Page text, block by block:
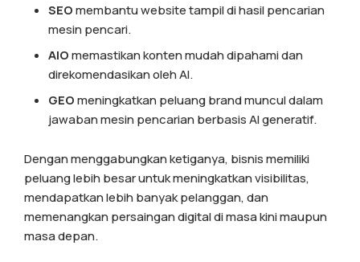
SEOmembantu website tampil di hasil pencarian
mesin pencari.
AIOmemastikan konten mudah dipahami dan
direkomendasikan oleh AI.
GEOmeningkatkan peluang brand muncul dalam
jawaban mesin pencarian berbasis AI generatif.
Dengan menggabungkan ketiganya, bisnis memiliki
peluang lebih besar untuk meningkatkan visibilitas,
mendapatkan lebih banyak pelanggan, dan
memenangkan persaingan digital di masa kini maupun
masa depan.